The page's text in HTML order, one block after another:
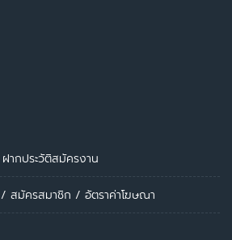
ฝากประวัติสมัครงาน
/ สมัครสมาชิก / อัตราค่าโฆษณา